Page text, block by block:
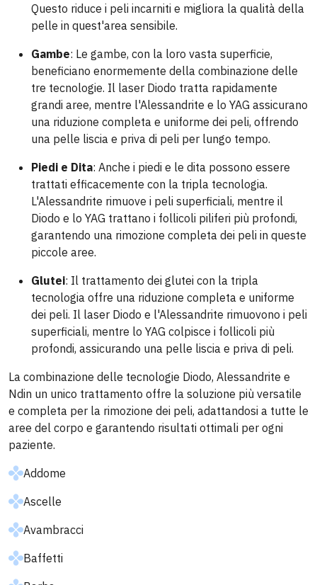
Questo riduce i peli incarniti e migliora la qualità della
pelle in quest'area sensibile.
Gambe: Le gambe, con la loro vasta superficie,
beneficiano enormemente della combinazione delle
tre tecnologie. Il laser Diodo tratta rapidamente
grandi aree, mentre l'Alessandrite e lo YAG assicurano
una riduzione completa e uniforme dei peli, offrendo
una pelle liscia e priva di peli per lungo tempo.
Piedi e Dita: Anche i piedi e le dita possono essere
trattati efficacemente con la tripla tecnologia.
L'Alessandrite rimuove i peli superficiali, mentre il
Diodo e lo YAG trattano i follicoli piliferi più profondi,
garantendo una rimozione completa dei peli in queste
piccole aree.
Glutei: Il trattamento dei glutei con la tripla
tecnologia offre una riduzione completa e uniforme
dei peli. Il laser Diodo e l'Alessandrite rimuovono i peli
superficiali, mentre lo YAG colpisce i follicoli più
profondi, assicurando una pelle liscia e priva di peli.
La combinazione delle tecnologie Diodo, Alessandrite e
Ndin un unico trattamento offre la soluzione più versatile
e completa per la rimozione dei peli, adattandosi a tutte le
aree del corpo e garantendo risultati ottimali per ogni
paziente.
Addome
Ascelle
Avambracci
Baffetti